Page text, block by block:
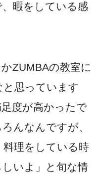
暇をしている感
ZUMBAの教室に
思っています
度が高かったで
んなんですが、
理をしている時
いよ」と旬な情